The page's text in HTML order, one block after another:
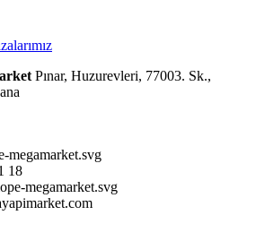
Pınar, Huzurevleri, 77003. Sk.,
18